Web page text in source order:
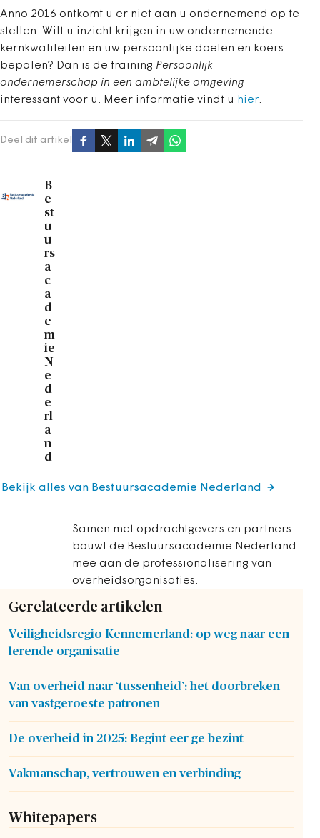
Anno 2016 ontkomt u er niet aan u ondernemend op te
stellen. Wilt u inzicht krijgen in uw ondernemende
kernkwaliteiten en uw persoonlijke doelen en koers
bepalen? Dan is de training Persoonlijk
ondernemerschap in een ambtelijke omgeving
interessant voor u. Meer informatie vindt u hier.
Deel dit artikel
B
e
st
u
u
rs
a
c
a
d
e
m
ie
N
e
d
e
rl
a
n
d
Samen met opdrachtgevers en partners
bouwt de Bestuursacademie Nederland
mee aan de professionalisering van
overheidsorganisaties.
Bekijk alles van Bestuursacademie Nederland
Gerelateerde artikelen
Veiligheidsregio Kennemerland: op weg naar een
lerende organisatie
Van overheid naar ‘tussenheid’: het doorbreken
van vastgeroeste patronen
De overheid in 2025: Begint eer ge bezint
Vakmanschap, vertrouwen en verbinding
Whitepapers